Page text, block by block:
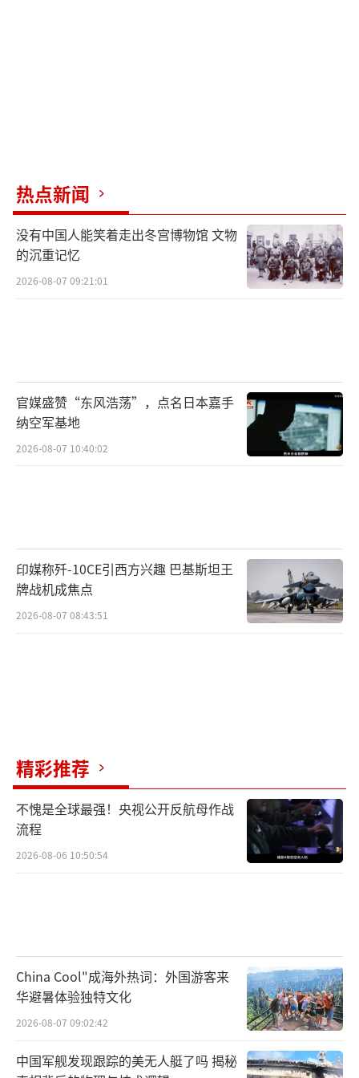
热点新闻
没有中国人能笑着走出冬宫博物馆 文物
的沉重记忆
2026-08-07 09:21:01
官媒盛赞“东风浩荡”，点名日本嘉手
纳空军基地
2026-08-07 10:40:02
印媒称歼-10CE引西方兴趣 巴基斯坦王
牌战机成焦点
2026-08-07 08:43:51
精彩推荐
不愧是全球最强！央视公开反航母作战
流程
2026-08-06 10:50:54
China Cool"成海外热词：外国游客来
华避暑体验独特文化
2026-08-07 09:02:42
中国军舰发现跟踪的美无人艇了吗 揭秘